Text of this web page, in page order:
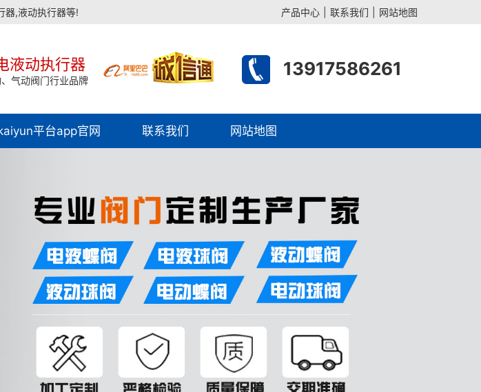
器,液动执行器等! 产品中心 联系我们 网站地图
液动执行器
气动阀门行业品牌
13917586261
平台app官网 联系我们 网站地图